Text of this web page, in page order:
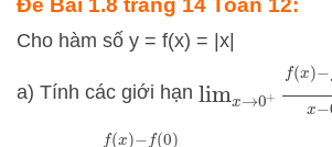
Đề Bài 1.8 trang 14 Toán 12:
Cho hàm số y = f(x) = |x|
a) Tính các giới hạn lim +f(x)